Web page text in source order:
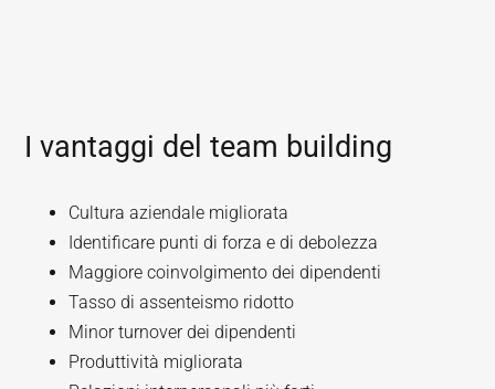
I vantaggi del team building
Cultura aziendale migliorata
Identificare punti di forza e di debolezza
Maggiore coinvolgimento dei dipendenti
Tasso di assenteismo ridotto
Minor turnover dei dipendenti
Produttività migliorata